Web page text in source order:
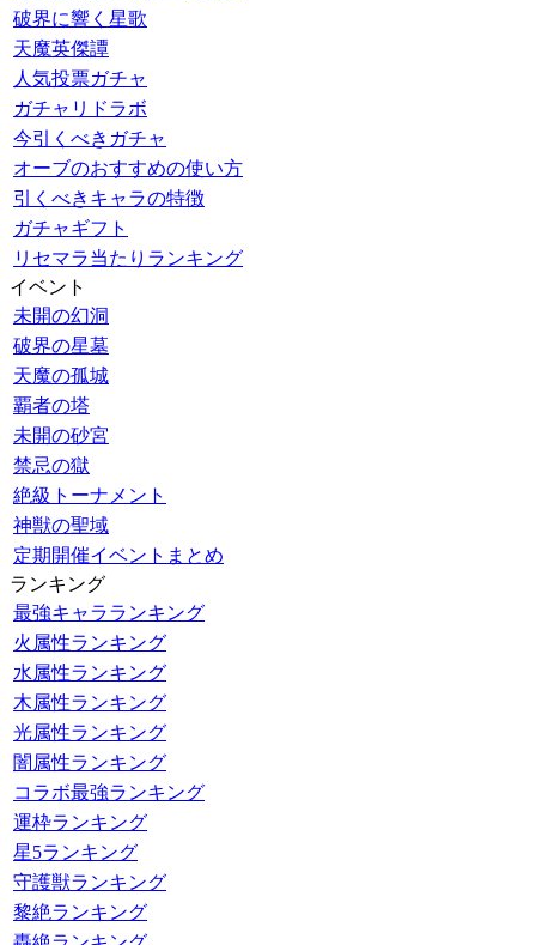
破界に響く星歌
天魔英傑譚
人気投票ガチャ
ガチャリドラボ
今引くべきガチャ
オーブのおすすめの使い方
引くべきキャラの特徴
ガチャギフト
リセマラ当たりランキング
イベント
未開の幻洞
破界の星墓
天魔の孤城
覇者の塔
未開の砂宮
禁忌の獄
絶級トーナメント
神獣の聖域
定期開催イベントまとめ
ランキング
最強キャラランキング
火属性ランキング
水属性ランキング
木属性ランキング
光属性ランキング
闇属性ランキング
コラボ最強ランキング
運枠ランキング
星5ランキング
守護獣ランキング
黎絶ランキング